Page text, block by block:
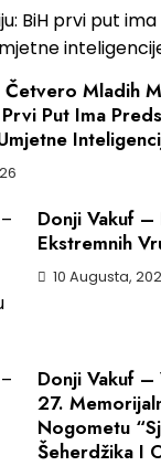
Mladih
Put Ima
Donji Vakuf –
Ekstremnih
10 Augusta,
Donji Vakuf –
27.
Nogometu
Šeherdžika I